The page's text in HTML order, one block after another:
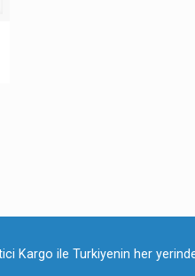
Kargo ile Turkiyenin her